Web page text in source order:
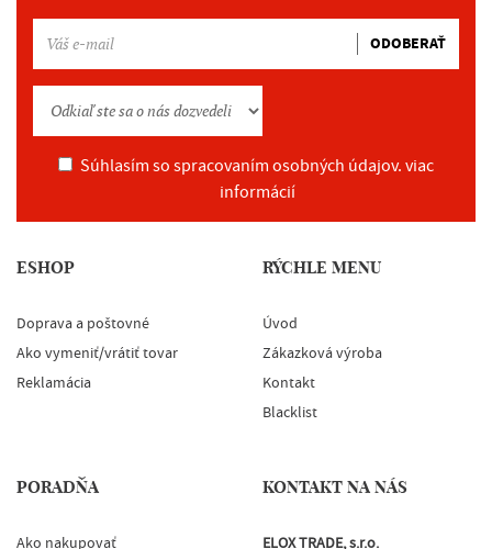
ODOBERAŤ
Súhlasím so spracovaním osobných údajov. viac
informácií
ESHOP
Doprava a poštovné
Ako vymeniť/vrátiť tovar
Reklamácia
RÝCHLE MENU
Úvod
Zákazková výroba
Kontakt
Blacklist
PORADŇA
Ako nakupovať
KONTAKT NA NÁS
ELOX TRADE, s.r.o.